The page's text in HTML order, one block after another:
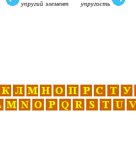
упругий элемент упругость